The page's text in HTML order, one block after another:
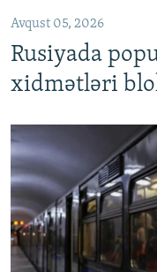
Avqust 05, 2026
Rusiyada
xidmətləri